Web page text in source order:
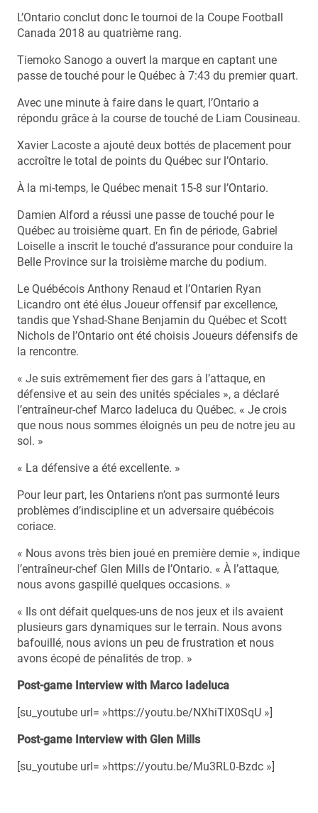
L’Ontario conclut donc le tournoi de la Coupe Football
Canada 2018 au quatrième rang.
Tiemoko Sanogo a ouvert la marque en captant une
passe de touché pour le Québec à 7:43 du premier quart.
Avec une minute à faire dans le quart, l’Ontario a
répondu grâce à la course de touché de Liam Cousineau.
Xavier Lacoste a ajouté deux bottés de placement pour
accroître le total de points du Québec sur l’Ontario.
À la mi-temps, le Québec menait 15-8 sur l’Ontario.
Damien Alford a réussi une passe de touché pour le
Québec au troisième quart. En fin de période, Gabriel
Loiselle a inscrit le touché d’assurance pour conduire la
Belle Province sur la troisième marche du podium.
Le Québécois Anthony Renaud et l’Ontarien Ryan
Licandro ont été élus Joueur offensif par excellence,
tandis que Yshad-Shane Benjamin du Québec et Scott
Nichols de l’Ontario ont été choisis Joueurs défensifs de
la rencontre.
« Je suis extrêmement fier des gars à l’attaque, en
défensive et au sein des unités spéciales », a déclaré
l’entraîneur-chef Marco Iadeluca du Québec. « Je crois
que nous nous sommes éloignés un peu de notre jeu au
sol. »
« La défensive a été excellente. »
Pour leur part, les Ontariens n’ont pas surmonté leurs
problèmes d’indiscipline et un adversaire québécois
coriace.
« Nous avons très bien joué en première demie », indique
l’entraîneur-chef Glen Mills de l’Ontario. « À l’attaque,
nous avons gaspillé quelques occasions. »
« Ils ont défait quelques-uns de nos jeux et ils avaient
plusieurs gars dynamiques sur le terrain. Nous avons
bafouillé, nous avions un peu de frustration et nous
avons écopé de pénalités de trop. »
Post-game Interview with Marco Iadeluca
[su_youtube url= »https://youtu.be/NXhiTIX0SqU »]
Post-game Interview with Glen Mills
[su_youtube url= »https://youtu.be/Mu3RL0-Bzdc »]